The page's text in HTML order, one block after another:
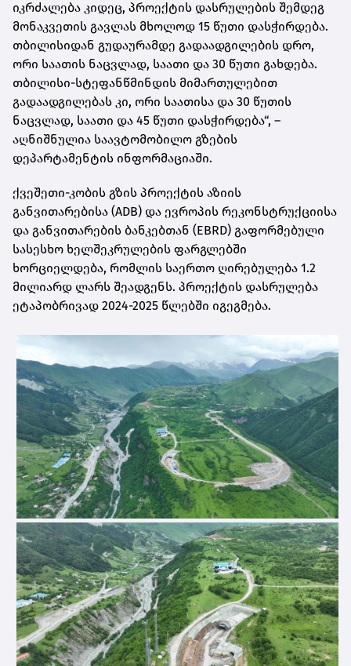
იკრძალება კიდეც, პროექტის დასრულების შემდეგ
მონაკვეთის გავლას მხოლოდ 15 წუთი დასჭირდება.
თბილისიდან გუდაურამდე გადაადგილების დრო,
ორი საათის ნაცვლად, საათი და 30 წუთი გახდება.
თბილისი-სტეფანწმინდის მიმართულებით
გადაადგილებას კი, ორი საათისა და 30 წუთის
ნაცვლად, საათი და 45 წუთი დასჭირდება“, –
აღნიშნულია საავტომობილო გზების
დეპარტამენტის ინფორმაციაში.
ქვეშეთი-კობის გზის პროექტის აზიის
განვითარებისა (ADB) და ევროპის რეკონსტრუქციისა
და განვითარების ბანკებთან (EBRD) გაფორმებული
სასესხო ხელშეკრულების ფარგლებში
ხორციელდება, რომლის საერთო ღირებულება 1.2
მილიარდ ლარს შეადგენს. პროექტის დასრულება
ეტაპობრივად 2024-2025 წლებში იგეგმება.